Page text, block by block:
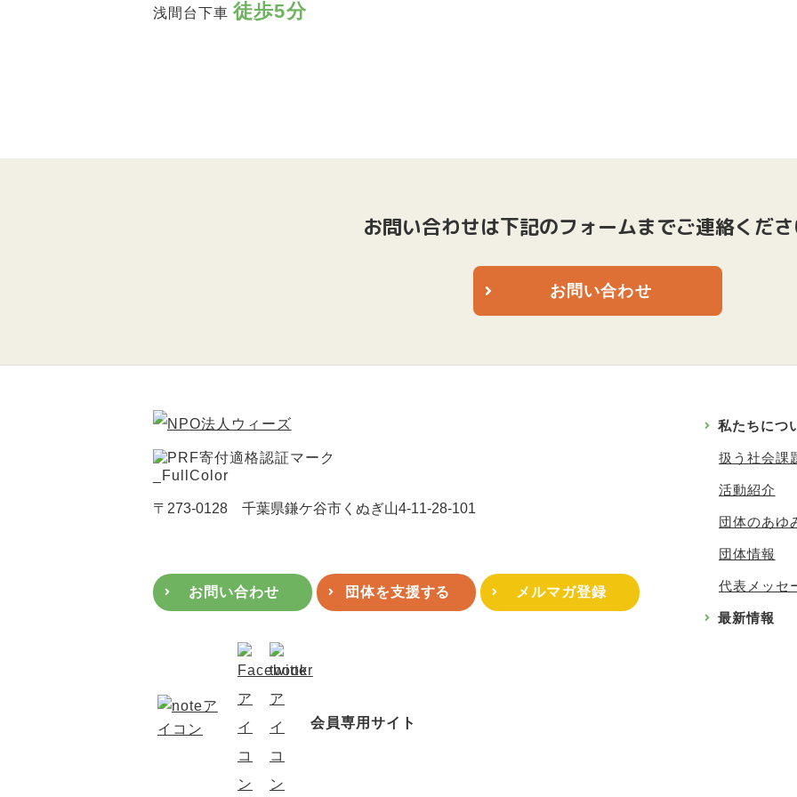
浅間台下車 徒歩5分
お問い合わせは下記のフォームまでご連絡くだ
お問い合わせ
〒273-0128 千葉県鎌ケ谷市くぬぎ山4-11-28-101
お問い合わせ 団体を支援する メルマガ登録
会員専用サイト
私たちにつ
扱う社会課
活動紹介
団体のあゆ
団体情報
代表メッセ
最新情報